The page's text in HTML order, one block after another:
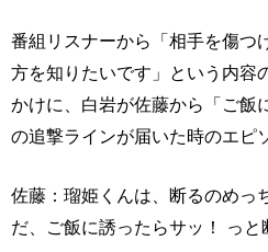
番組リスナーから「相手を傷つ
方を知りたいです」という内容
かけに、白岩が佐藤から「ご飯
の追撃ラインが届いた時のエピ
佐藤：瑠姫くんは、断るのめっ
だ、ご飯に誘ったらサッ！ っと